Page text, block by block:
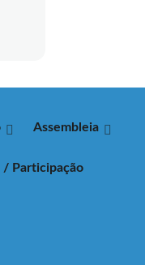
Assembleia
/ Participação